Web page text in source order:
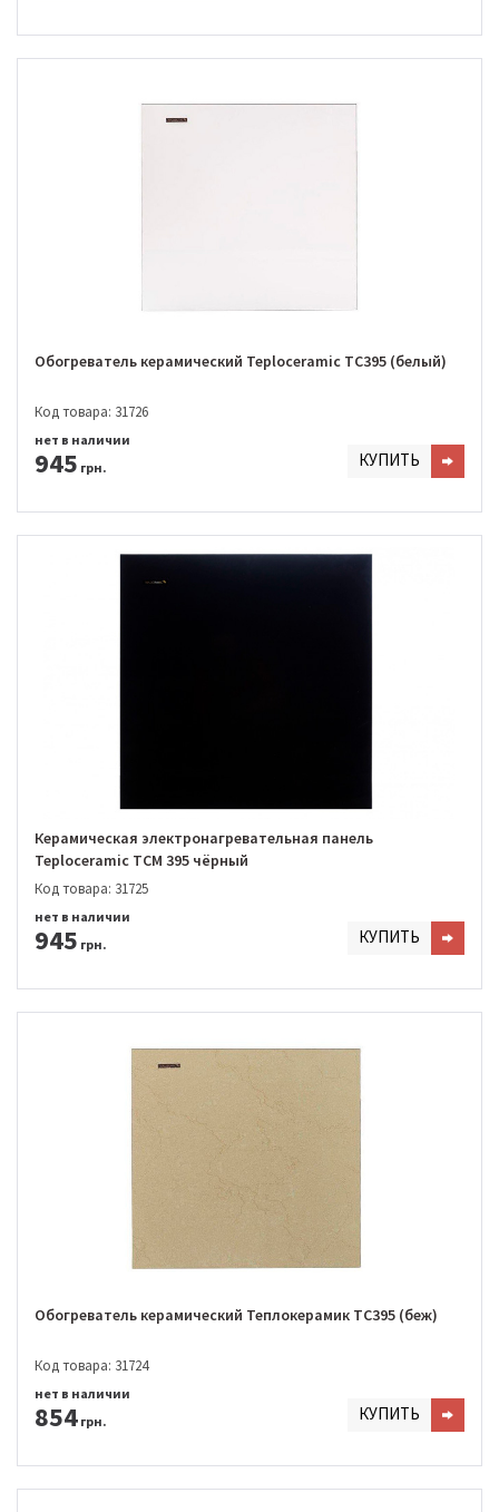
Обогреватель керамический Teploceramic ТС395 (белый)
Код товара: 31726
945 грн.
нет в наличии
КУПИТЬ
Керамическая электронагревательная панель
Teploceramic TCM 395 чёрный
Код товара: 31725
945 грн.
нет в наличии
КУПИТЬ
Обогреватель керамический Теплокерамик ТС395 (беж)
Код товара: 31724
854 грн.
нет в наличии
КУПИТЬ